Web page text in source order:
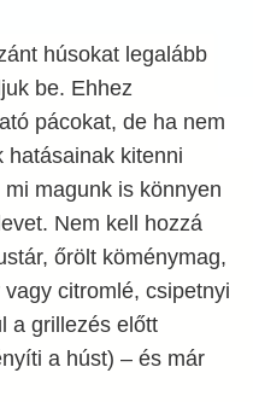
húsokat legalább
be. Ehhez
pácokat, de ha nem
hatásainak kitenni
magunk is könnyen
Nem kell hozzá
őrölt köménymag,
citromlé, csipetnyi
a grillezés előtt
a húst) – és már